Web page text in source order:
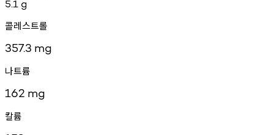
5.1 g
콜레스트롤
357.3 mg
나트륨
162 mg
칼륨